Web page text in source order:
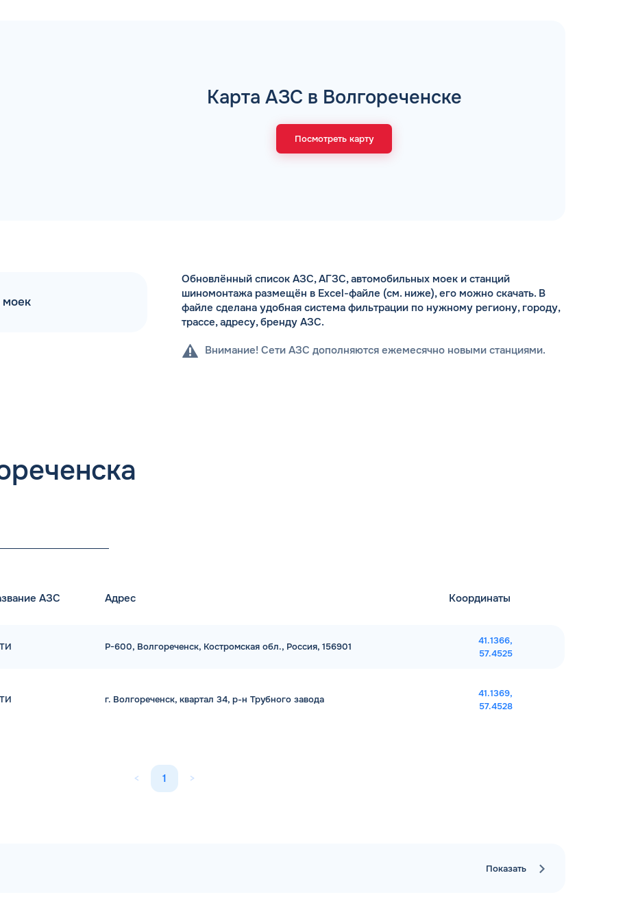
Карта АЗС в Волгореченске
Посмотреть карту
Обновлённый список АЗС, АГЗС, автомобильных моек и станций
шиномонтажа размещён в Excel-файле (см. ниже), его можно скачать. В
файле сделана удобная система фильтрации по нужному региону, городу,
трассе, адресу, бренду АЗС.
Внимание! Сети АЗС дополняются ежемесячно новыми станциями.
АЗС Адрес Координаты
P-600, Волгореченск, Костромская обл., Россия, 156901
41.1366,
57.4525
г. Волгореченск, квартал 34, р-н Трубного завода
41.1369,
57.4528
< 1 >
Показать
Для юр. лиц и ИП
ОФОРМИТЬ ЗАЯВКУ
ДО
ЗАВТРА